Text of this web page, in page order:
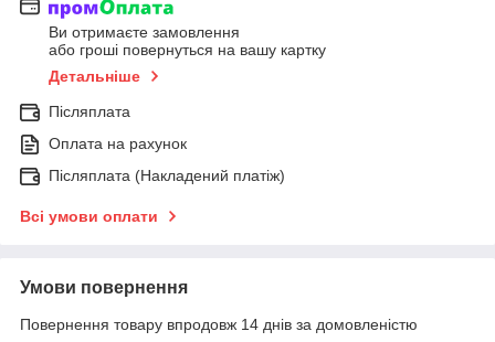
Ви отримаєте замовлення
або гроші повернуться на вашу картку
Детальніше
Післяплата
Оплата на рахунок
Післяплата (Накладений платіж)
Всі умови оплати
Умови повернення
Повернення товару впродовж 14 днів за домовленістю